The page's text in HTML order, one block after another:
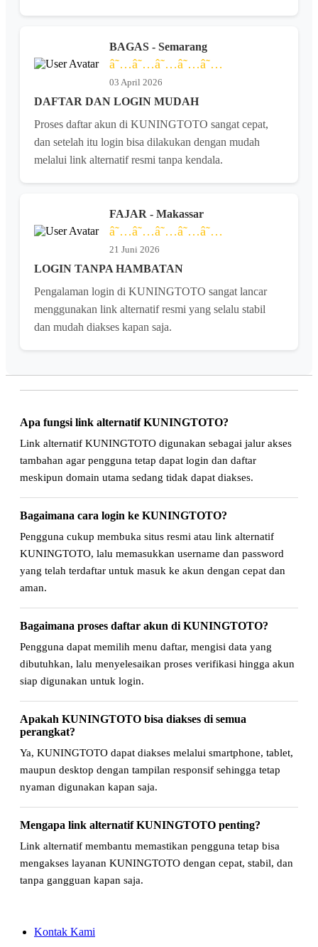
BAGAS - Semarang
â˜…â˜…â˜…â˜…â˜…
03 April 2026
DAFTAR DAN LOGIN MUDAH
Proses daftar akun di KUNINGTOTO sangat cepat,
dan setelah itu login bisa dilakukan dengan mudah
melalui link alternatif resmi tanpa kendala.
FAJAR - Makassar
â˜…â˜…â˜…â˜…â˜…
21 Juni 2026
LOGIN TANPA HAMBATAN
Pengalaman login di KUNINGTOTO sangat lancar
menggunakan link alternatif resmi yang selalu stabil
dan mudah diakses kapan saja.
Apa fungsi link alternatif KUNINGTOTO?
Link alternatif KUNINGTOTO digunakan sebagai jalur akses
tambahan agar pengguna tetap dapat login dan daftar
meskipun domain utama sedang tidak dapat diakses.
Bagaimana cara login ke KUNINGTOTO?
Pengguna cukup membuka situs resmi atau link alternatif
KUNINGTOTO, lalu memasukkan username dan password
yang telah terdaftar untuk masuk ke akun dengan cepat dan
aman.
Bagaimana proses daftar akun di KUNINGTOTO?
Pengguna dapat memilih menu daftar, mengisi data yang
dibutuhkan, lalu menyelesaikan proses verifikasi hingga akun
siap digunakan untuk login.
Apakah KUNINGTOTO bisa diakses di semua
perangkat?
Ya, KUNINGTOTO dapat diakses melalui smartphone, tablet,
maupun desktop dengan tampilan responsif sehingga tetap
nyaman digunakan kapan saja.
Mengapa link alternatif KUNINGTOTO penting?
Link alternatif membantu memastikan pengguna tetap bisa
mengakses layanan KUNINGTOTO dengan cepat, stabil, dan
tanpa gangguan kapan saja.
Kontak Kami